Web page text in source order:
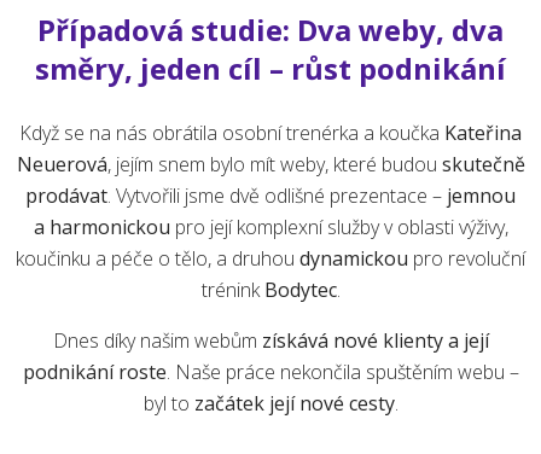
Případová studie: Dva weby, dva
směry, jeden cíl – růst podnikání
Když se na nás obrátila osobní trenérka a koučka Kateřina
Neuerová, jejím snem bylo mít weby, které budou skutečně
prodávat. Vytvořili jsme dvě odlišné prezentace – jemnou
a harmonickou pro její komplexní služby v oblasti výživy,
koučinku a péče o tělo, a druhou dynamickou pro revoluční
tréninkBodytec.
Dnes díky našim webům získává nové klienty a její
podnikání roste. Naše práce nekončila spuštěním webu –
byl to začátek její nové cesty.